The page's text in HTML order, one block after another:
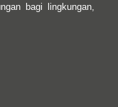
bagi lingkungan,